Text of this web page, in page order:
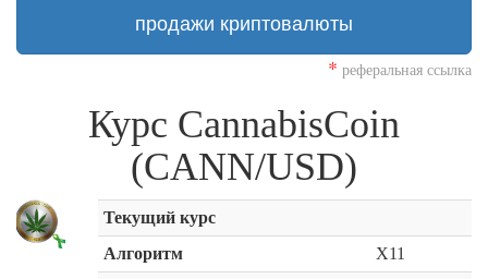
продажи криптовалюты
* реферальная ссылка
Курс CannabisCoin
(CANN/USD)
Текущий курс
Алгоритм
X11